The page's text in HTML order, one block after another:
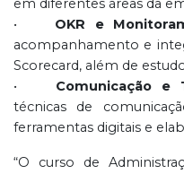
em diferentes áreas da
• OKR e
acompanhamento e
Scorecard, além de
• Comunicação e
técnicas de
ferramentas digitais e
“O curso de